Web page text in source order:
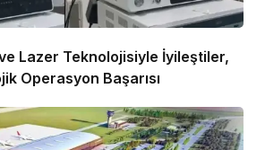
Lazer Teknolojisiyle İyileştiler,
Operasyon Başarısı